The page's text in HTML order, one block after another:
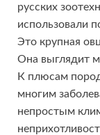
русских
использовали
Это крупная
Она выглядит
К плюсам
многим
непростым